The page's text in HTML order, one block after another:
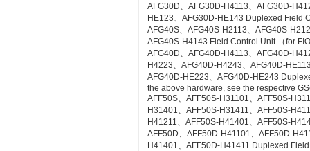
AFG30D、AFG30D-H4113、AFG30D-
HE123、AFG30D-HE143 Duplexed Field
AFG40S、AFG40S-H2113、AFG40S-
AFG40S-H4143 Field Control Unit （for
AFG40D、AFG40D-H4113、AFG40D-
H4223、AFG40D-H4243、AFG40D-
AFG40D-HE223、AFG40D-HE243
the above hardware, see the respective
AFF50S、AFF50S-H31101、AFF50S-
H31401、AFF50S-H31411、AFF50S-
H41211、AFF50S-H41401、AFF50S-
AFF50D、AFF50D-H41101、AFF50D-
H41401、AFF50D-H41411 Duplexed